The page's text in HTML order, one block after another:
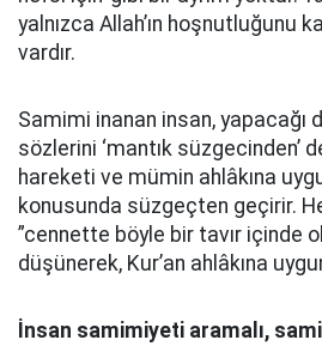
yalnızca Allah’ın hoşnutluğunu
vardır.
Samimi inanan insan, yapacağı
sözlerini ‘mantık süzgecinden’
hareketi ve mümin ahlâkına
konusunda süzgeçten geçirir.
”cennette böyle bir tavır içinde
düşünerek, Kur’an ahlâkına
İnsan samimiyeti aramalı,